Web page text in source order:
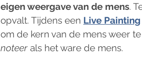
eigen weergave van de mens.
opvalt. Tijdens een Live Painting
om de kern van de mens weer
noteer als het ware de mens.